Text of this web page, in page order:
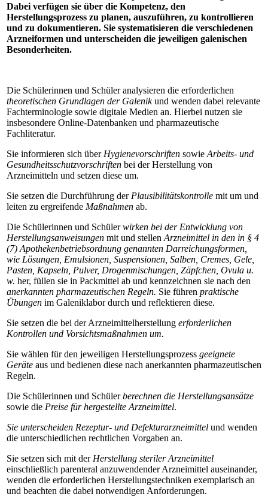
Dabei verfügen sie über die Kompetenz, den
Herstellungsprozess zu planen, auszuführen, zu kontrollieren
und zu dokumentieren. Sie systematisieren die verschiedenen
Arzneiformen und unterscheiden die jeweiligen galenischen
Besonderheiten.
Die Schülerinnen und Schüler analysieren die erforderlichen
theoretischen Grundlagen der Galenikund wenden dabei relevante
Fachterminologie sowie digitale Medien an. Hierbei nutzen sie
insbesondere Online-Datenbanken und pharmazeutische
Fachliteratur.
Sie informieren sich über Hygienevorschriften sowie Arbeits- und
Gesundheitsschutzvorschriften bei der Herstellung von
Arzneimitteln und setzen diese um.
Sie setzen die Durchführung der Plausibilitätskontrolle mit um und
leiten zu ergreifende Maßnahmen ab.
Die Schülerinnen und Schülerwirken bei der Entwicklung von
Herstellungsanweisungen mit und stellen Arzneimittel in den in § 4
(7) Apothekenbetriebsordnung genannten Darreichungsformen,
wie Lösungen, Emulsionen, Suspensionen, Salben, Cremes, Gele,
Pasten, Kapseln, Pulver, Drogenmischungen, Zäpfchen, Ovula u.
w. her, füllen sie in Packmittel ab und kennzeichnen sie nach den
anerkannten pharmazeutischen Regeln. Sie führen praktische
Übungen im Galeniklabor durch und reflektieren diese.
Sie setzen die bei der Arzneimittelherstellung erforderlichen
Kontrollen und Vorsichtsmaßnahmen um.
Sie wählen für den jeweiligen Herstellungsprozess geeignete
Geräte aus und bedienen diese nach anerkannten pharmazeutischen
Regeln.
Die Schülerinnen und Schülerberechnen die Herstellungsansätze
sowie die Preise für hergestellte Arzneimittel.
Sie unterscheiden Rezeptur- und Defekturarzneimittel und wenden
die unterschiedlichen rechtlichen Vorgaben an.
Sie setzen sich mit der Herstellung steriler Arzneimittel
einschließlich parenteral anzuwendender Arzneimittel auseinander,
wenden die erforderlichen Herstellungstechniken exemplarisch an
und beachten die dabei notwendigen Anforderungen.